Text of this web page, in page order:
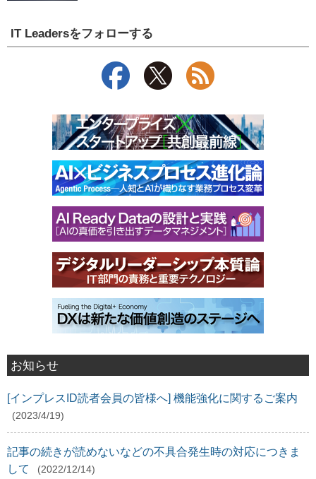
IT Leadersをフォローする
お知らせ
[インプレスID読者会員の皆様へ] 機能強化に関するご案内
(2023/4/19)
記事の続きが読めないなどの不具合発生時の対応につきま
して
(2022/12/14)